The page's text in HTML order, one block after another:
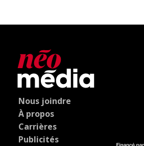
Nous joindre
À propos
Carrières
Publicités